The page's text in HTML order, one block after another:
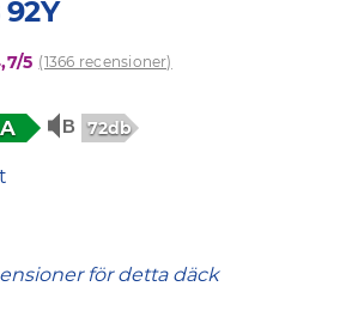
92Y
5 (1366 recensioner)
A 72db
för detta däck